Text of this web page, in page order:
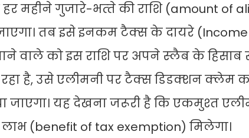
महीने गुजारे-भत्‍ते की राशि (amount of
जाएगा। तब इसे इनकम टैक्‍स के दायरे
वाले को इस राशि पर अपने स्‍लैब के हिसाब
है, उसे एलीमनी पर टैक्‍स डिडक्‍शन क्‍लेम
जाएगा। यह देखना जरूरी है कि एकमुश्‍त
(benefit of tax exemption) मिलेगा।